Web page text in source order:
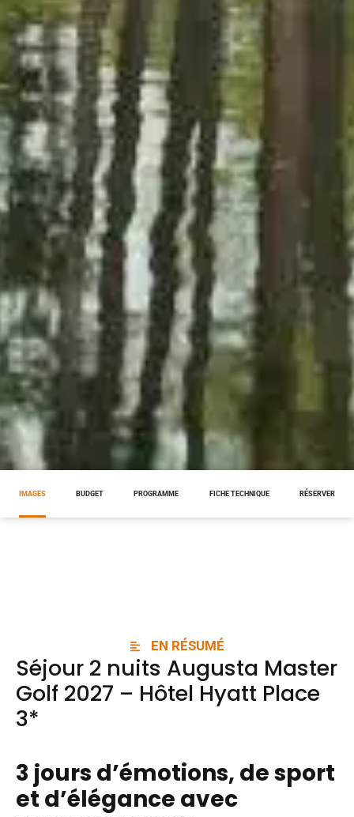
IMAGES BUDGET PROGRAMME FICHE TECHNIQUE RÉSERVER
EN RÉSUMÉ
Séjour 2 nuits Augusta Master
Golf 2027 – Hôtel Hyatt Place
3*
3 jours d’émotions, de sport
et d’élégance avec